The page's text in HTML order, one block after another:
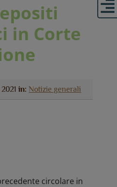
in Corte
2021in: Notizie generali
circolare in